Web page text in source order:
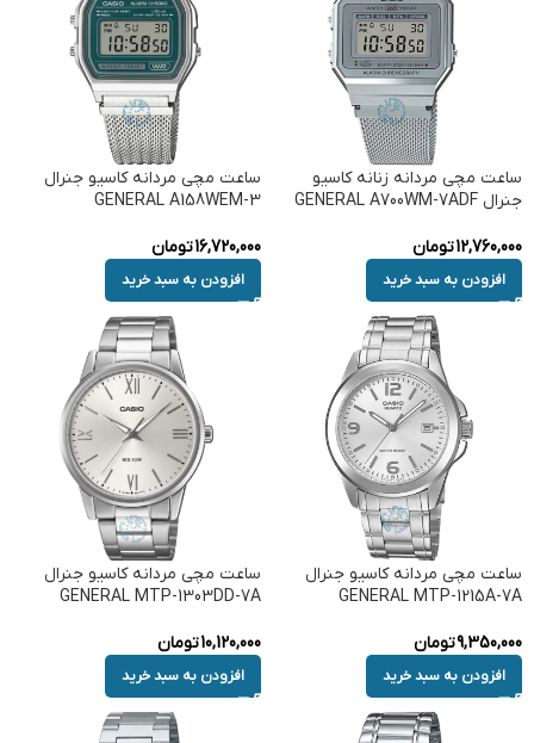
ساعت مچی مردانه زنانه کاسیو
جنرال GENERAL A700WM-7ADF
12,760,000تومان
افزودن به سبد خرید
ساعت مچی مردانه کاسیو جنرال
GENERAL A158WEM-3
16,720,000تومان
افزودن به سبد خرید
ساعت مچی مردانه کاسیو جنرال
GENERAL MTP-1215A-7A
9,350,000تومان
افزودن به سبد خرید
ساعت مچی مردانه کاسیو جنرال
GENERAL MTP-1303DD-7A
10,120,000تومان
افزودن به سبد خرید